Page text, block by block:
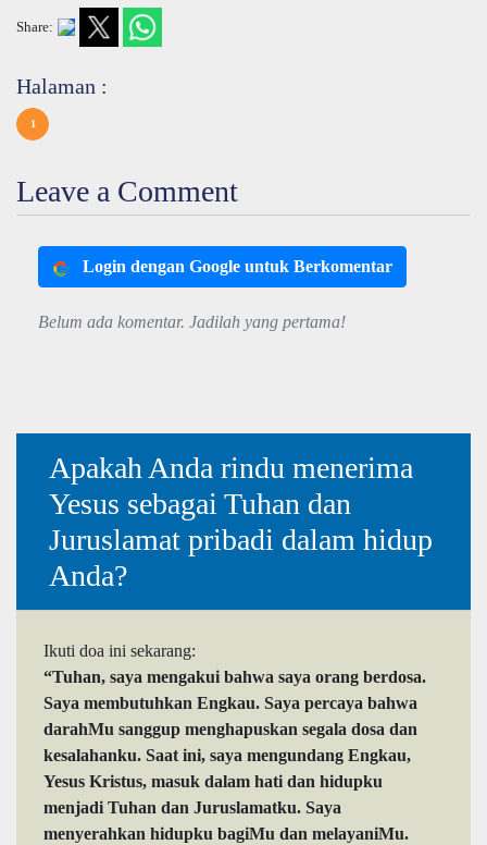
Share:
Halaman :
1
Leave a Comment
Login dengan Google untuk Berkomentar
Belum ada komentar. Jadilah yang pertama!
Apakah Anda rindu menerima
Yesus sebagai Tuhan dan
Juruslamat pribadi dalam hidup
Anda?
Ikuti doa ini sekarang:
“Tuhan, saya mengakui bahwa saya orang berdosa.
Saya membutuhkan Engkau. Saya percaya bahwa
darahMu sanggup menghapuskan segala dosa dan
kesalahanku. Saat ini, saya mengundang Engkau,
Yesus Kristus, masuk dalam hati dan hidupku
menjadi Tuhan dan Juruslamatku. Saya
menyerahkan hidupku bagiMu dan melayaniMu.